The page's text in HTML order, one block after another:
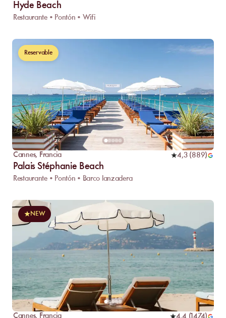
Hyde Beach
Restaurante • Pontón • Wifi
Reservable
Cannes, Francia 4,3(889)
Palais Stéphanie Beach
Restaurante • Pontón • Barco lanzadera
NEW
Cannes, Francia 4,4 (1474)